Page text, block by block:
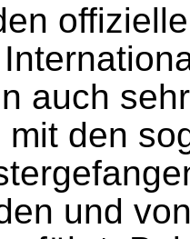
auch
mit den
und